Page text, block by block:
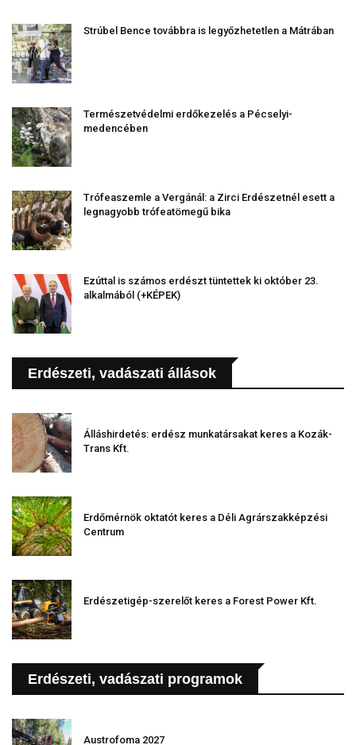
Strúbel Bence továbbra is legyőzhetetlen a Mátrában
Természetvédelmi erdőkezelés a Pécselyi-
medencében
Trófeaszemle a Vergánál: a Zirci Erdészetnél esett a
legnagyobb trófeatömegű bika
Ezúttal is számos erdészt tüntettek ki október 23.
alkalmából (+KÉPEK)
Erdészeti, vadászati állások
Álláshirdetés: erdész munkatársakat keres a Kozák-
Trans Kft.
Erdőmérnök oktatót keres a Déli Agrárszakképzési
Centrum
Erdészetigép-szerelőt keres a Forest Power Kft.
Erdészeti, vadászati programok
Austrofoma 2027